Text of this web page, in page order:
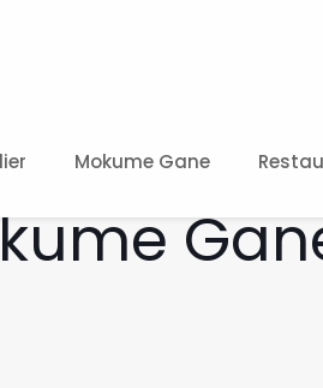
Mokume Gane